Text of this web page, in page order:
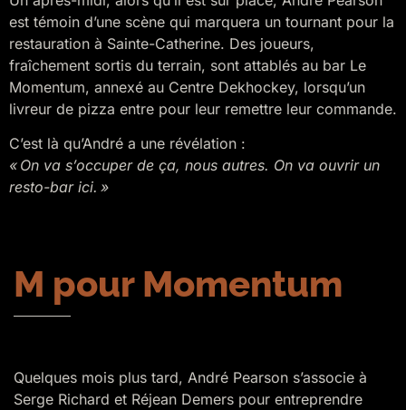
est témoin d’une scène qui marquera un tournant pour la
restauration à Sainte-Catherine. Des joueurs,
fraîchement sortis du terrain, sont attablés au bar Le
Momentum, annexé au Centre Dekhockey, lorsqu’un
livreur de pizza entre pour leur remettre leur commande.
C’est là qu’André a une révélation :
« On va s’occuper de ça, nous autres. On va ouvrir un
resto-bar ici. »
M pour Momentum
Quelques mois plus tard, André Pearson s’associe à
Serge Richard et Réjean Demers pour entreprendre